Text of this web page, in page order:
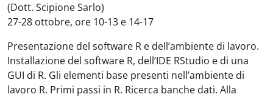
(Dott. Scipione Sarlo)
27-28 ottobre, ore 10-13 e 14-17
Presentazione del software R e dell’ambiente di lavoro.
Installazione del software R, dell’IDE RStudio e di una
GUI di R. Gli elementi base presenti nell’ambiente di
lavoro R. Primi passi in R. Ricerca banche dati. Alla